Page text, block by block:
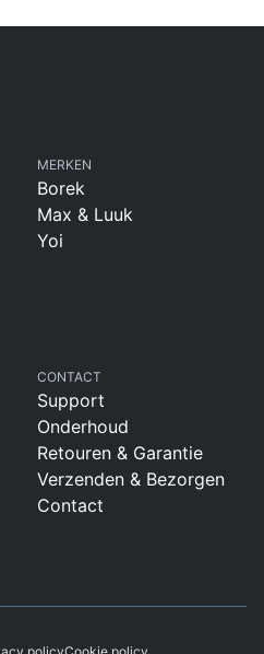
MERKEN
Borek
Max & Luuk
Yoi
CONTACT
Support
Onderhoud
Retouren & Garantie
Verzenden & Bezorgen
Contact